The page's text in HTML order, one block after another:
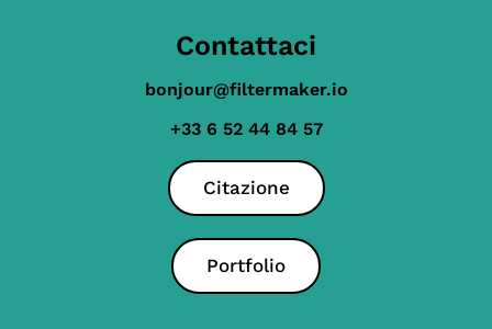
Contattaci
bonjour@filtermaker.io
+33 6 52 44 84 57
Citazione
Portfolio